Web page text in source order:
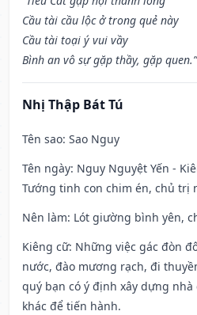
Cầu tài cầu lộc ở trong quẻ này
Cầu tài toại ý vui vầy
Bình an vô sự gặp thầy, gặp quen.”
Nhị Thập Bát Tú
Tên sao: Sao Nguy
Tên ngày: Nguy Nguyệt Yến -
Tướng tinh con chim én, chủ trị
Nên làm: Lót giường bình yên,
Kiêng cữ: Những việc gác đòn
nước, đào mương rạch, đi
quý bạn có ý định xây dựng
khác để tiến hành.